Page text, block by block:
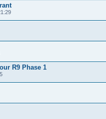
R9 Phase 1